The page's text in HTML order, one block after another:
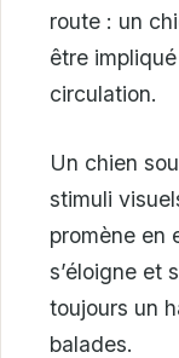
route : un
être
circulation.
Un chien
stimuli
promène en
s’éloigne et
toujours un
balades.